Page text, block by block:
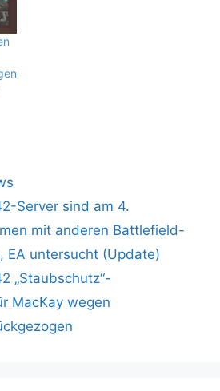
Server sind am 4.
mit anderen Battlefield-
EA untersucht (Update)
„Staubschutz“-
MacKay wegen